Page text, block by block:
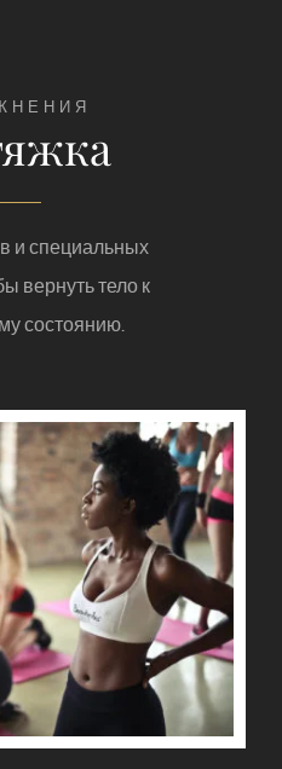
и специальных
вернуть тело к
состоянию.